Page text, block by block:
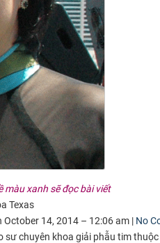
màu xanh sẽ đọc bài viết
Texas
14, 2014 – 12:06 am | No
sư chuyên khoa giải phẫu tim